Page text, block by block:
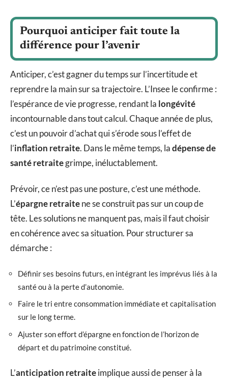
Pourquoi anticiper fait toute la
différence pour l’avenir
Anticiper, c’est gagner du temps sur l’incertitude et
reprendre la main sur sa trajectoire. L’Insee le confirme :
l’espérance de vie progresse, rendant la longévité
incontournable dans tout calcul. Chaque année de plus,
c’est un pouvoir d’achat qui s’érode sous l’effet de
l’inflation retraite. Dans le même temps, ladépense de
santé retraitegrimpe, inéluctablement.
Prévoir, ce n’est pas une posture, c’est une méthode.
L’épargne retraitene se construit pas sur un coup de
tête. Les solutions ne manquent pas, mais il faut choisir
en cohérence avec sa situation. Pour structurer sa
démarche :
Définir ses besoins futurs, en intégrant les imprévus liés à la
santé ou à la perte d’autonomie.
Faire le tri entre consommation immédiate et capitalisation
sur le long terme.
Ajuster son effort d’épargne en fonction de l’horizon de
départ et du patrimoine constitué.
L’anticipation retraiteimplique aussi de penser à la